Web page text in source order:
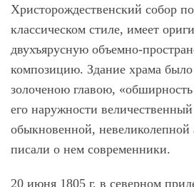
Христорождественский собор
классическом стиле, имеет
двухъярусную объемно-
композицию. Здание храма
золоченою главою,
его наружности
обыкновенной, невеликолепной
писали о нем современники.
20 июня 1805 г. в северном